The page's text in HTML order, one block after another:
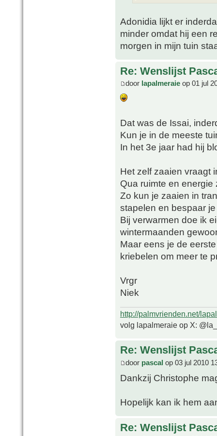
Adonidia lijkt er
minder omdat hij een
morgen in mijn tuin
Re: Wenslijst
door lapalmeraie op 01 jul
Dat was de Issai,
Kun je in de meeste
In het 3e jaar had hij
Het zelf zaaien vraagt
Qua ruimte en
Zo kun je zaaien in
stapelen en bespaar
Bij verwarmen doe ik
wintermaanden
Maar eens je de
kriebelen om meer te
Vrgr
Niek
http://palmvrienden.net/
volg lapalmeraie op X:
Re: Wenslijst
door pascal op 03 jul 2010
Dankzij Christophe
Hopelijk kan ik hem
Re: Wenslijst